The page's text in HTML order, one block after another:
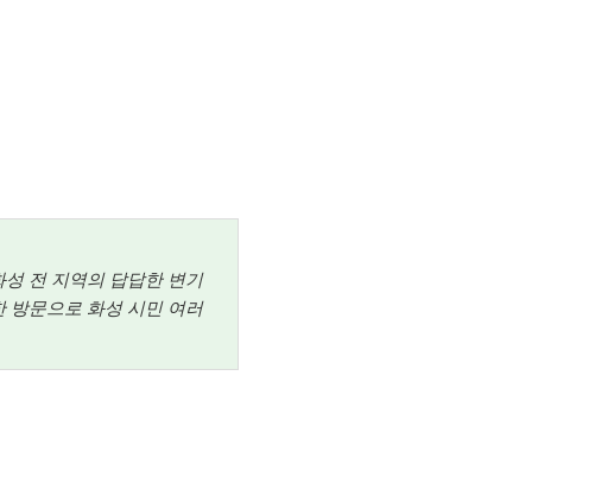
전 지역의 답답한 변기
방문으로 화성 시민 여러